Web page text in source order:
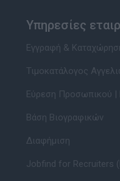
Υπηρεσίες
Εγγραφή &
Τιμοκατάλογος
Εύρεση Προσωπικού |
Βάση Βιογραφικών
Διαφήμιση
Jobfind for Recruiters